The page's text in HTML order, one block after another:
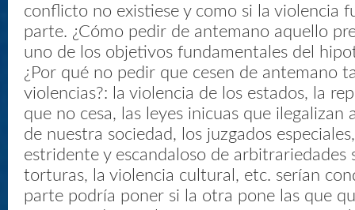
conflicto no existiese y como si la violencia
parte. ¿Cómo pedir de antemano aquello
uno de los objetivos fundamentales del
¿Por qué no pedir que cesen de antemano
violencias?: la violencia de los estados, la
que no cesa, las leyes inicuas que ilegalizan
de nuestra sociedad, los juzgados
estridente y escandaloso de arbitrariedades
torturas, la violencia cultural, etc. serían
parte podría poner si la otra pone las que